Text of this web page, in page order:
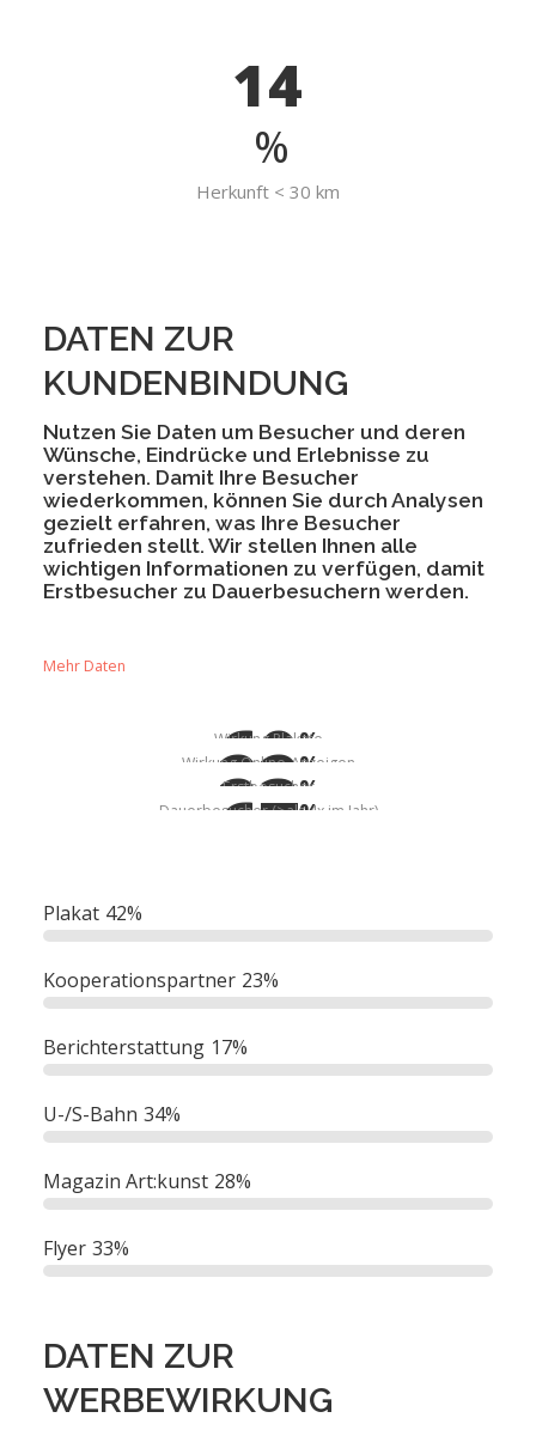
14
%
Herkunft < 30 km
DATEN ZUR
KUNDENBINDUNG
Nutzen Sie Daten um Besucher und deren
Wünsche, Eindrücke und Erlebnisse zu
verstehen. Damit Ihre Besucher
wiederkommen, können Sie durch Analysen
gezielt erfahren, was Ihre Besucher
zufrieden stellt. Wir stellen Ihnen alle
wichtigen Informationen zu verfügen, damit
Erstbesucher zu Dauerbesuchern werden.
Mehr Daten
60%
Wirkung Plakate
22%
Wirkung Online-Anzeigen
23%
Erstbesucher
67%
Dauerbesucher (>als 4x im Jahr)
Plakat 42%
Kooperationspartner 23%
Berichterstattung 17%
U-/S-Bahn 34%
Magazin Art:kunst 28%
Flyer 33%
DATEN ZUR
WERBEWIRKUNG